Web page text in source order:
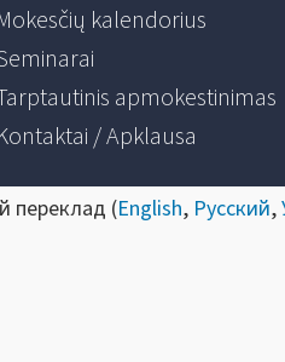
kalendorius
apmokestinimas
/ Apklausa
переклад (English, Русский,